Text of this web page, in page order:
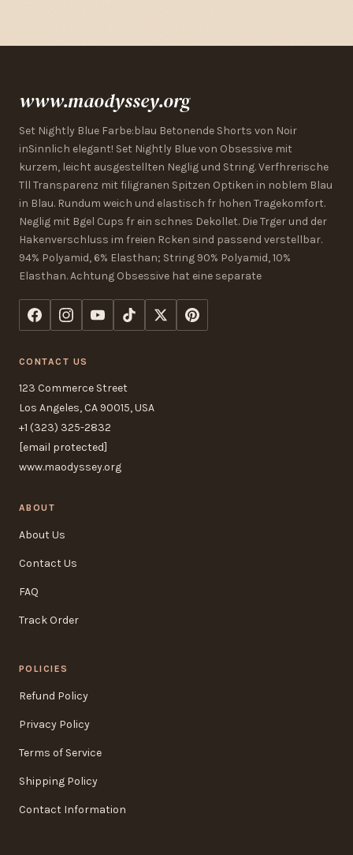
www.maodyssey.org
Set Nightly Blue Farbe:blau Betonende Shorts von Noir
inSinnlich elegant! Set Nightly Blue von Obsessive mit
kurzem, leicht ausgestellten Neglig und String. Verfhrerische
Tll Transparenz mit filigranen Spitzen Optiken in noblem Blau
in Blau. Rundum weich und elastisch fr hohen Tragekomfort.
Neglig mit Bgel Cups fr ein schnes Dekollet. Die Trger und der
Hakenverschluss im freien Rcken sind passend verstellbar.
94% Polyamid, 6% Elasthan; String 90% Polyamid, 10%
Elasthan. Achtung Obsessive hat eine separate
CONTACT US
123 Commerce Street
Los Angeles, CA 90015, USA
+1 (323) 325-2832
[email protected]
www.maodyssey.org
ABOUT
About Us
Contact Us
FAQ
Track Order
POLICIES
Refund Policy
Privacy Policy
Terms of Service
Shipping Policy
Contact Information